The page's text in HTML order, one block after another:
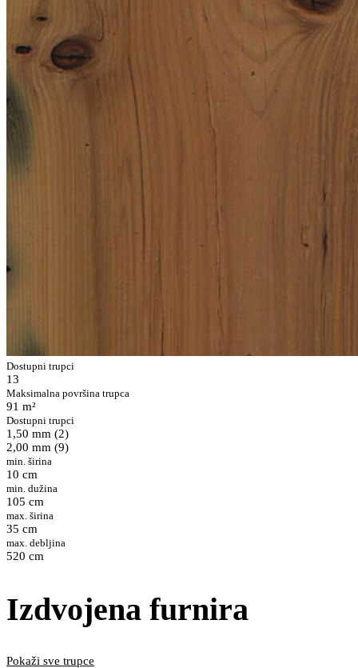
Dostupni trupci
13
Maksimalna površina trupca
91 m²
Dostupni trupci
1,50 mm (2)
2,00 mm (9)
min. širina
10 cm
min. dužina
105 cm
max. širina
35 cm
max. debljina
520 cm
Izdvojena furnira
Pokaži sve trupce